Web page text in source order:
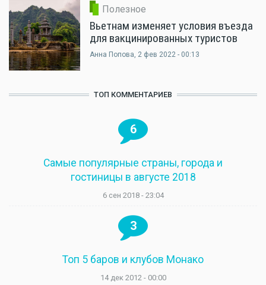
Полезное
Вьетнам изменяет условия въезда
для вакцинированных туристов
Анна Попова, 2 фев 2022 - 00:13
ТОП КОММЕНТАРИЕВ
6
Самые популярные страны, города и
гостиницы в августе 2018
6 сен 2018 - 23:04
3
Топ 5 баров и клубов Монако
14 дек 2012 - 00:00